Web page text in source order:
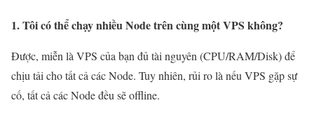
1. Tôi có thể chạy nhiều Node trên cùng một VPS không?
Được, miễn là VPS của bạn đủ tài nguyên (CPU/RAM/Disk) để
chịu tải cho tất cả các Node. Tuy nhiên, rủi ro là nếu VPS gặp sự
cố, tất cả các Node đều sẽ offline.